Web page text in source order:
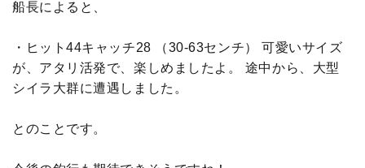
船長によると、
・ヒット44キャッチ28 （30-63センチ） 可愛いサイズ
が、アタリ活発で、楽しめましたよ。 途中から、大型
シイラ大群に遭遇しました。
とのことです。